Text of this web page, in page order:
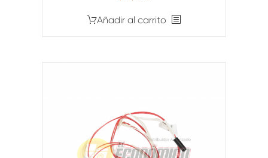
Añadir al carrito